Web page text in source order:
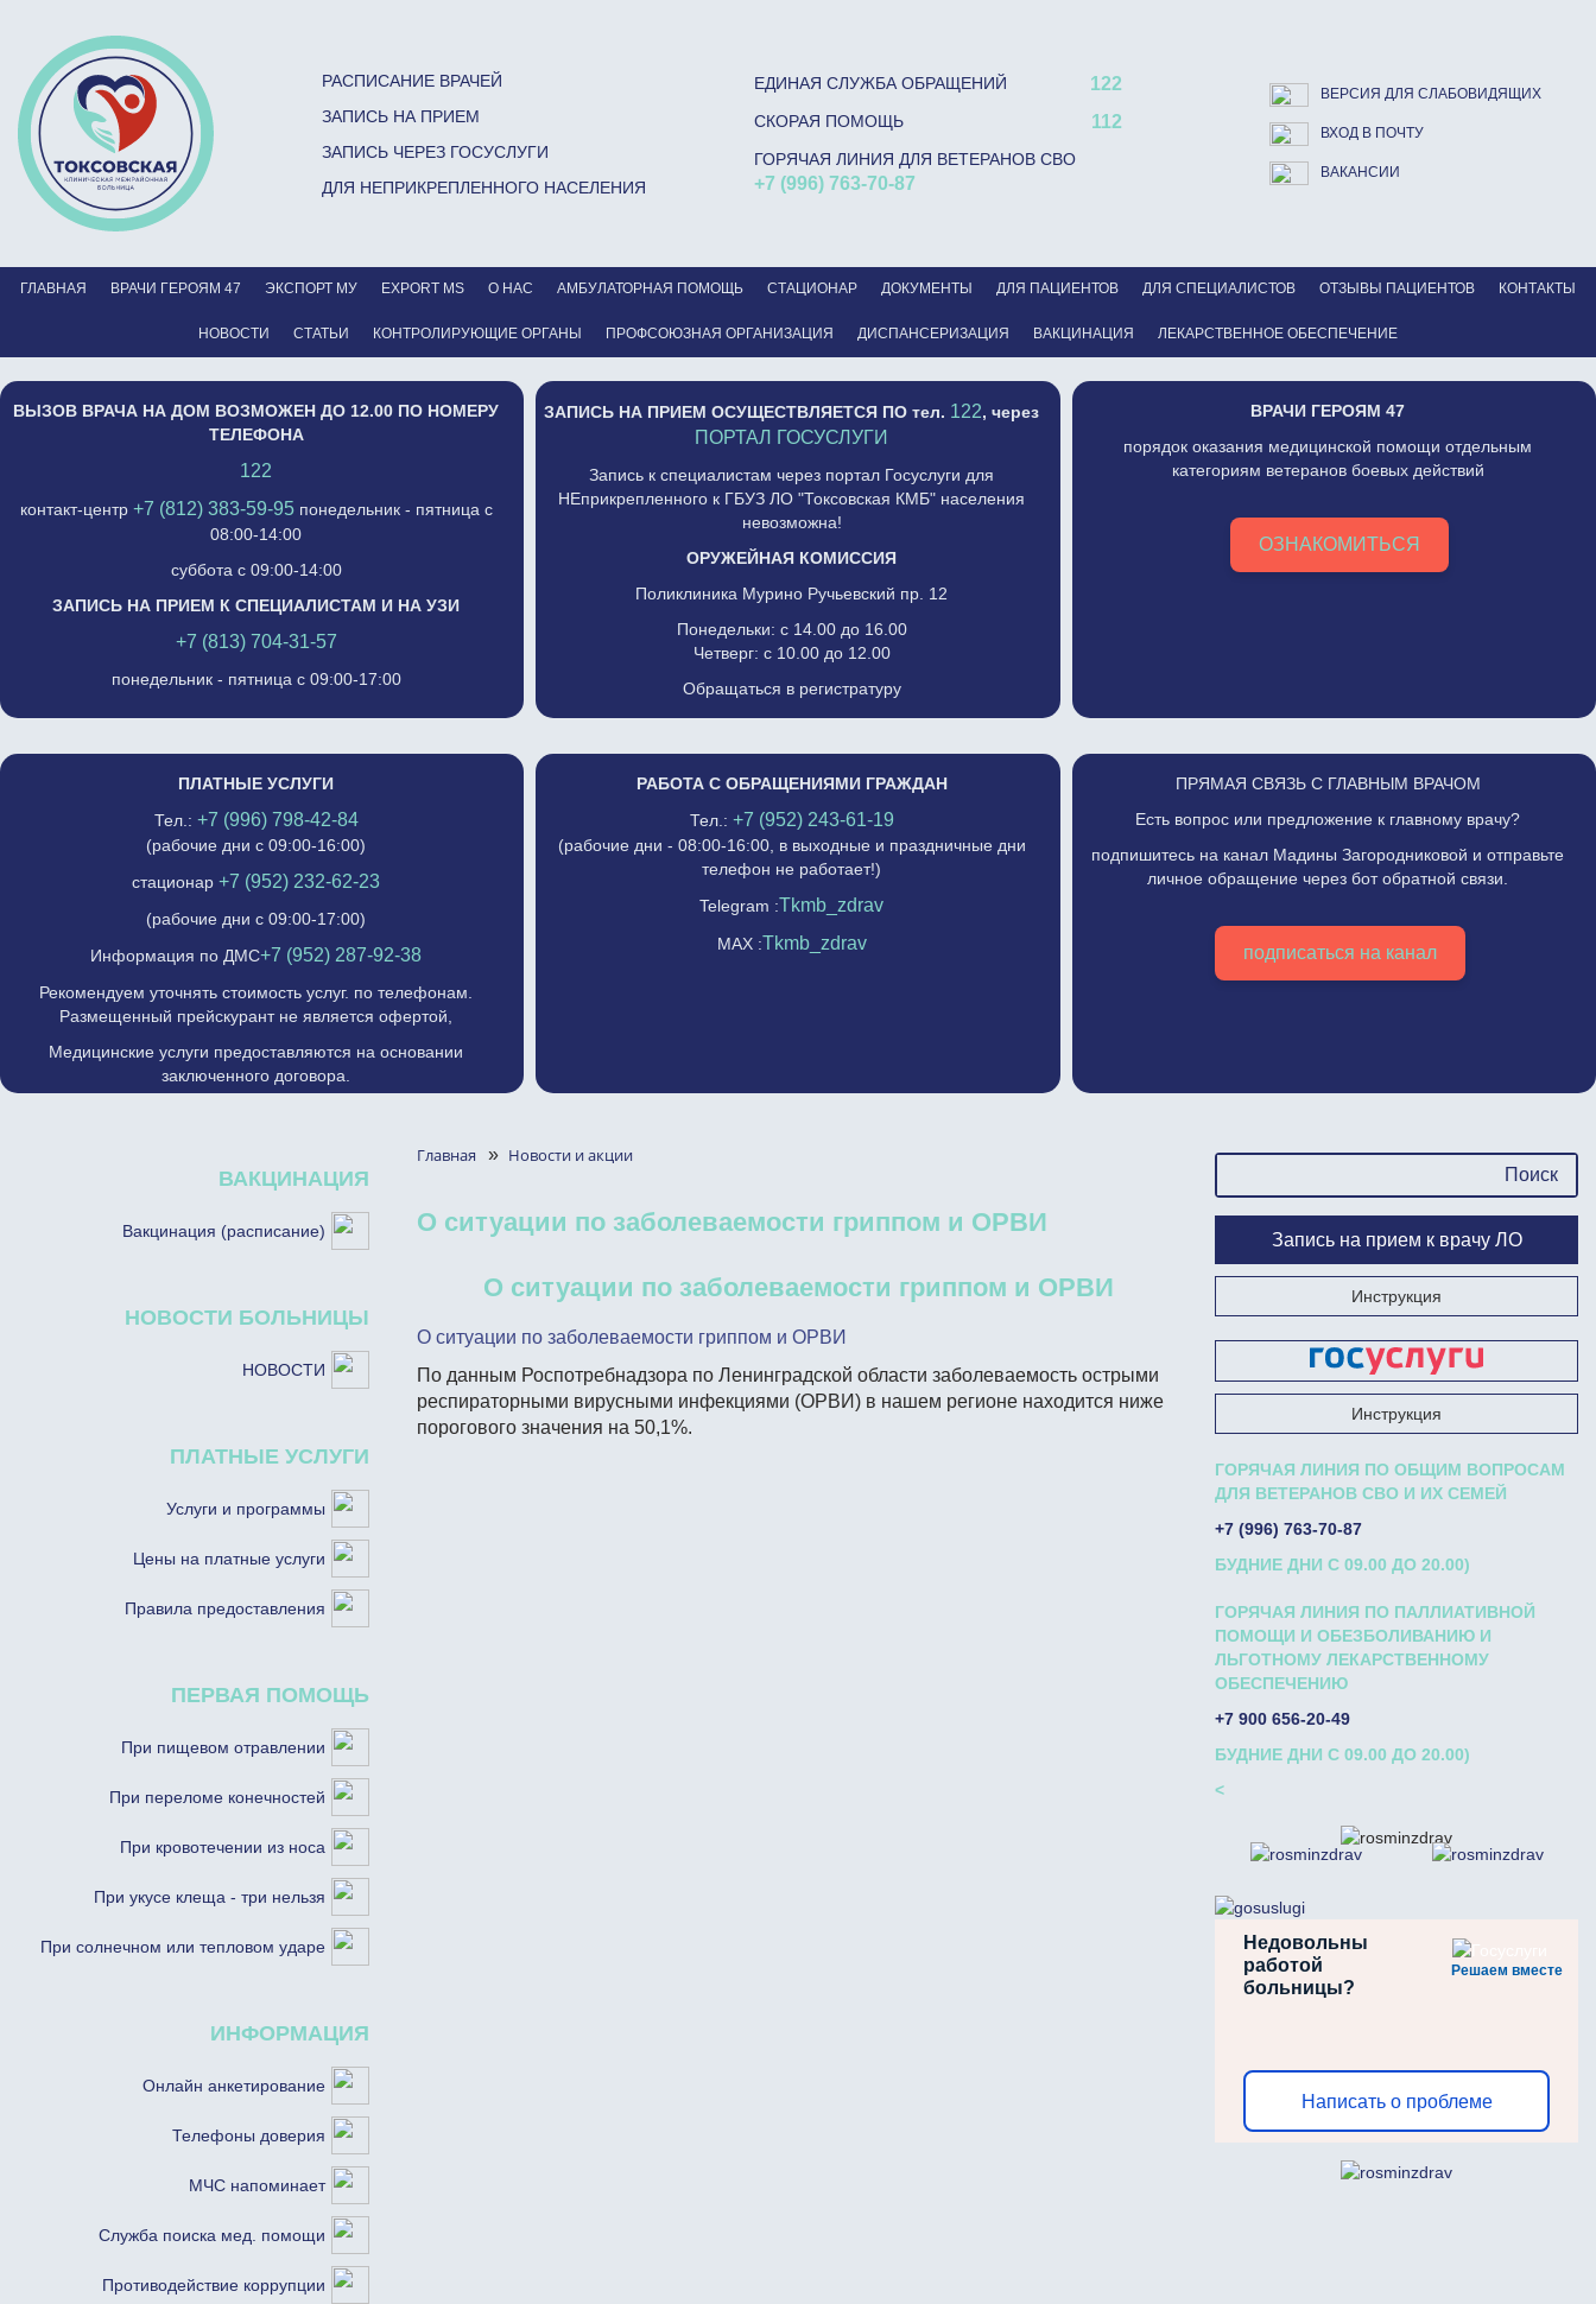
ГЛАВНАЯ ВРАЧИ ГЕРОЯМ 47 ЭКСПОРТ МУ EXPORT MS О НАС АМБУЛАТОРНАЯ ПОМОЩЬ СТАЦИОНАР ДОКУМЕНТЫ ДЛЯ ПАЦИЕНТОВ ДЛЯ СПЕЦИАЛИСТОВ ОТЗЫВЫ ПАЦИЕНТОВ КОНТАКТЫ
НОВОСТИ СТАТЬИ КОНТРОЛИРУЮЩИЕ ОРГАНЫ ПРОФСОЮЗНАЯ ОРГАНИЗАЦИЯ ДИСПАНСЕРИЗАЦИЯ ВАКЦИНАЦИЯ ЛЕКАРСТВЕННОЕ ОБЕСПЕЧЕНИЕ
РАСПИСАНИЕ ВРАЧЕЙ
ЗАПИСЬ НА ПРИЕМ
ЗАПИСЬ ЧЕРЕЗ ГОСУСЛУГИ
ДЛЯ НЕПРИКРЕПЛЕННОГО НАСЕЛЕНИЯ
ЕДИНАЯ СЛУЖБА ОБРАЩЕНИЙ 122
СКОРАЯ ПОМОЩЬ 112
ГОРЯЧАЯ ЛИНИЯ ДЛЯ ВЕТЕРАНОВ СВО
+7 (996) 763-70-87
ВЕРСИЯ ДЛЯ СЛАБОВИДЯЩИХ
ВХОД В ПОЧТУ
ВАКАНСИИ
ВЫЗОВ ВРАЧА НА ДОМ ВОЗМОЖЕН ДО 12.00 ПО НОМЕРУ
ТЕЛЕФОНА
122
контакт-центр +7 (812) 383-59-95понедельник - пятница с
08:00-14:00
суббота с 09:00-14:00
ЗАПИСЬ НА ПРИЕМ К СПЕЦИАЛИСТАМ И НА УЗИ
+7 (813) 704-31-57
понедельник - пятница с 09:00-17:00
ЗАПИСЬ НА ПРИЕМ ОСУЩЕСТВЛЯЕТСЯ ПО тел. 122, через
ПОРТАЛ ГОСУСЛУГИ
Запись к специалистам через портал Госуслуги для
НЕприкрепленного к ГБУЗ ЛО "Токсовская КМБ" населения
невозможна!
ОРУЖЕЙНАЯ КОМИССИЯ
Поликлиника Мурино Ручьевский пр. 12
Понедельки: с 14.00 до 16.00
Четверг: с 10.00 до 12.00
Обращаться в регистратуру
ВРАЧИ ГЕРОЯМ 47
порядок оказания медицинской помощи отдельным
категориям ветеранов боевых действий
ОЗНАКОМИТЬСЯ
ПЛАТНЫЕ УСЛУГИ
Тел.: +7 (996) 798-42-84
(рабочие дни с 09:00-16:00)
стационар+7 (952) 232-62-23
(рабочие дни с 09:00-17:00)
Информация по ДМС+7 (952) 287-92-38
Рекомендуем уточнять стоимость услуг. по телефонам.
Размещенный прейскурант не является офертой,
Медицинские услуги предоставляются на основании
заключенного договора.
РАБОТА С ОБРАЩЕНИЯМИ ГРАЖДАН
Тел.: +7 (952) 243-61-19
(рабочие дни - 08:00-16:00, в выходные и праздничные дни
телефон не работает!)
Telegram :Tkmb_zdrav
MAX :Tkmb_zdrav
ПРЯМАЯ СВЯЗЬ С ГЛАВНЫМ ВРАЧОМ
Есть вопрос или предложение к главному врачу?
подпишитесь на канал Мадины Загородниковой и отправьте
личное обращение через бот обратной связи.
подписаться на канал
ВАКЦИНАЦИЯ
Вакцинация (расписание)
НОВОСТИ БОЛЬНИЦЫ
НОВОСТИ
ПЛАТНЫЕ УСЛУГИ
Услуги и программы
Цены на платные услуги
Правила предоставления
ПЕРВАЯ ПОМОЩЬ
При пищевом отравлении
При переломе конечностей
При кровотечении из носа
При укусе клеща - три нельзя
При солнечном или тепловом ударе
ИНФОРМАЦИЯ
Онлайн анкетирование
Телефоны доверия
МЧС напоминает
Служба поиска мед. помощи
Противодействие коррупции
Главная » Новости и акции
О ситуации по заболеваемости гриппом и ОРВИ
О ситуации по заболеваемости гриппом и ОРВИ
О ситуации по заболеваемости гриппом и ОРВИ
По данным Роспотребнадзора по Ленинградской области заболеваемость острыми
респираторными вирусными инфекциями (ОРВИ) в нашем регионе находится ниже
порогового значения на 50,1%.
Запись на прием к врачу ЛО
Инструкция
Запишись на прием к врачу на Госуслугах
Инструкция
ГОРЯЧАЯ ЛИНИЯ ПО ОБЩИМ ВОПРОСАМ
ДЛЯ ВЕТЕРАНОВ СВО И ИХ СЕМЕЙ
+7 (996) 763-70-87
БУДНИЕ ДНИ С 09.00 ДО 20.00)
ГОРЯЧАЯ ЛИНИЯ ПО ПАЛЛИАТИВНОЙ
ПОМОЩИ И ОБЕЗБОЛИВАНИЮ И
ЛЬГОТНОМУ ЛЕКАРСТВЕННОМУ
ОБЕСПЕЧЕНИЮ
+7 900 656-20-49
БУДНИЕ ДНИ С 09.00 ДО 20.00)
<
Решаем вместе
Недовольны
работой
больницы?
Написать о проблеме